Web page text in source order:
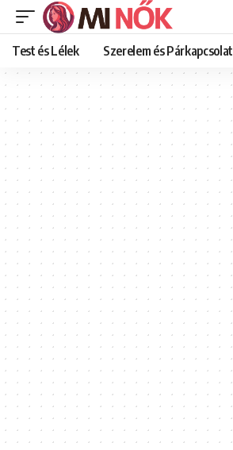
Test és Lélek Szerelem és Párkapcsolat